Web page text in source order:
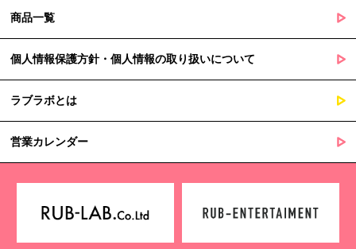
当社は個人情報の取扱業務の全部または一部を外部に業務委託する
その際、弊社は、個人情報を適切に保護できる管理体制を敷き実行
していることを条件として委託先を厳選したうえで、機密保持契約
を委託先と締結し、お客様の個人情報を厳密に管理させます。
６. 個人情報（保有個人データを含む）の利用目的通知、開示・訂
正等、利用停止等の請求
情報の利用目的の通知、開示、訂正・追加・削除、利用停止・消去
たします。これらの請求は、次の窓口にて受け付けております。
商品一覧
個人情報保護方針・個人情報の取り扱いについて
ラブラボとは
営業カレンダー